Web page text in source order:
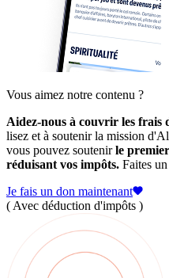
Vous aimez notre contenu ?
Aidez-nous à couvrir les frais
lisez et à soutenir la mission
vous pouvez soutenirle
réduisant vos impôts. Faites
Je fais un don maintenant
( Avec déduction d'impôts )